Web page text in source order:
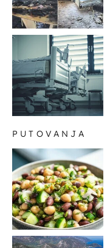
PUTOVANJA